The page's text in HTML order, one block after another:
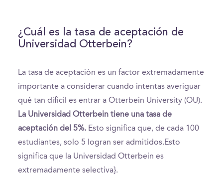
¿Cuál es la tasa de aceptación de
Universidad Otterbein?
La tasa de aceptación es un factor extremadamente
importante a considerar cuando intentas averiguar
qué tan difícil es entrar a Otterbein University (OU).
La Universidad Otterbein tiene una tasa de
aceptación del 5%. Esto significa que, de cada 100
estudiantes, solo 5 logran ser admitidos.Esto
significa que la Universidad Otterbein es
extremadamente selectiva}.